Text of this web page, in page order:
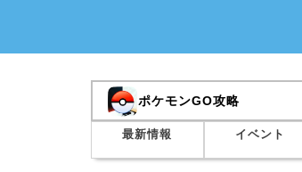
ポケモンGO攻略
最新情報 イベント